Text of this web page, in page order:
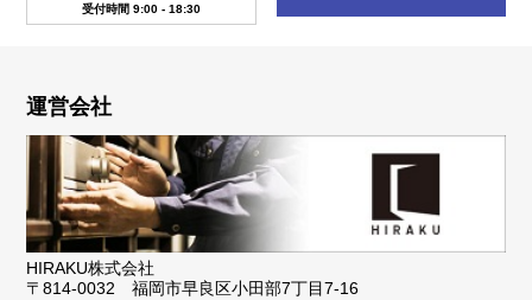
受付時間 9:00 - 18:30
運営会社
HIRAKU株式会社
〒814-0032 福岡市早良区小田部7丁目7-16